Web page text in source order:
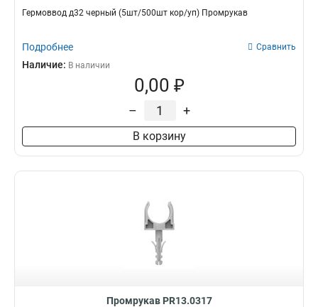
Гермоввод д32 черный (5шт/500шт кор/уп) Промрукав
Подробнее Сравнить
Наличие: В наличии
0,00 ₽
– +
В корзину
Промрукав PR13.0317